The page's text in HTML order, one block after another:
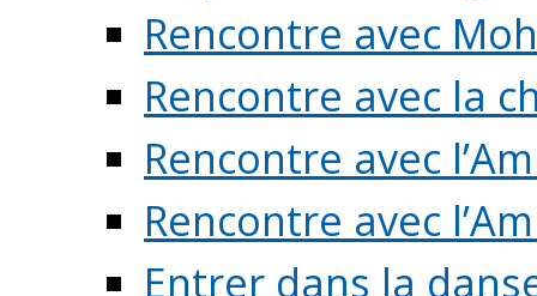
Rencontre avec
Rencontre avec la
Rencontre avec
Rencontre avec
Entrer dans la